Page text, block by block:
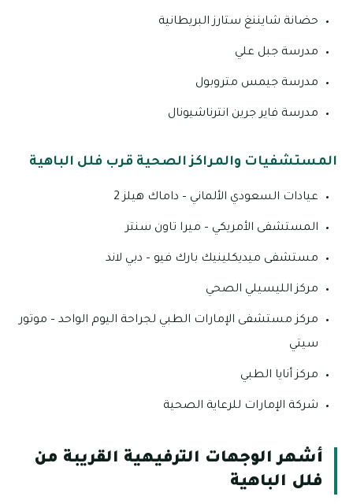
حضانة شايننغ ستارز البريطانية
مدرسة جبل علي
مدرسة جيمس متروبول
مدرسة فاير جرين انترناشيونال
المستشفيات والمراكز الصحية قرب فلل الباهية
عيادات السعودي الألماني – داماك هيلز 2
المستشفى الأمريكي – ميرا تاون سنتر
مستشفى ميديكلينيك بارك فيو – دبي لاند
مركز الليسيلي الصحي
مركز مستشفى الإمارات الطبي لجراحة اليوم الواحد – موتور
سيتي
مركز أنايا الطبي
شركة الإمارات للرعاية الصحية
أشهر الوجهات الترفيهية القريبة من
فلل الباهية